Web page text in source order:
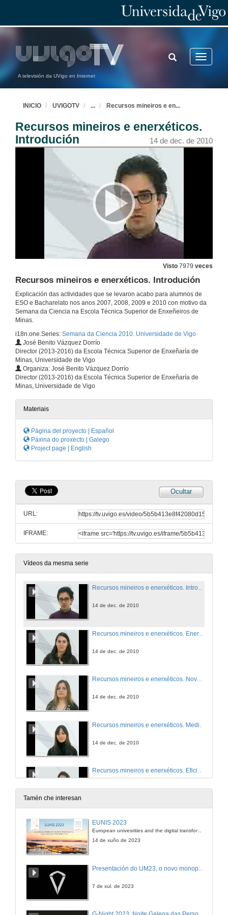
A televisión da UVigo en Internet
Toggle
TOGGLE
SEARCH
INICIO UVIGOTV ... Recursos mineiros e en...
Recursos mineiros e enerxéticos.
Introdución
14 de dec. de 2010
Visto 7979 veces
Recursos mineiros e enerxéticos. Introdución
Explicación das actividades que se levaron acabo para alumnos de
ESO e Bacharelato nos anos 2007, 2008, 2009 e 2010 con motivo da
Semana da Ciencia na Escola Técnica Superior de Enxeñeiros de
Minas.
i18n.one.Series: Semana da Ciencia 2010. Universidade de Vigo
José Benito Vázquez Dorrío
Director (2013-2016) da Escola Técnica Superior de Enxeñaría de
Minas, Universidade de Vigo
Organiza: José Benito Vázquez Dorrío
Director (2013-2016) da Escola Técnica Superior de Enxeñaría de
Minas, Universidade de Vigo
Materiais
Página del proyecto | Español
Páxina do proxecto | Galego
Project page | English
Ocultar
URL:
IFRAME:
Vídeos da mesma serie
Recursos mineiros e enerxéticos. Introdución
14 de dec. de 2010
14 de dec. de 2010
Recursos mineiros e enerxéticos. Novos materiais
14 de dec. de 2010
14 de dec. de 2010
Recursos mineiros e enerxéticos. Eficiencia enerxética e termografía
14 de dec. de 2010
14 de dec. de 2010
Tamén che interesan
EUNIS 2023
European univesrities and the digital transformation: challenges and opportunities ahead
14 de xuño de 2023
7 de xul. de 2023